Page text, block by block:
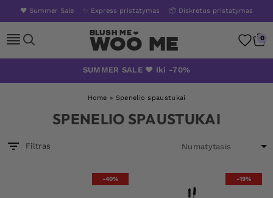
❤️ Summer Sale ✨ Express pristatymas 📦 Diskretus pristatymas
Woo Me 0
SUMMER SALE ❤️ Iki -70%
Home » Spenelio spaustukai
SPENELIO SPAUSTUKAI
Filtras
-40% -19%